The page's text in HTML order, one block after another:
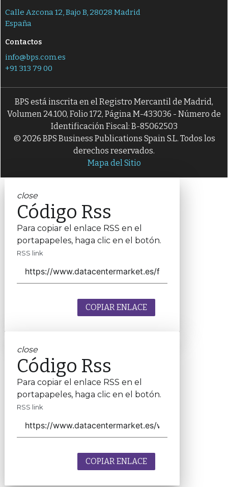
Calle Azcona 12, Bajo B, 28028 Madrid
España
Contactos
info@bps.com.es
+91 313 79 00
BPS está inscrita en el Registro Mercantil de Madrid,
Volumen 24.100, Folio 172, Página M-433036 - Número de
Identificación Fiscal: B-85062503
© 2026 BPS Business Publications Spain S.L. Todos los
derechos reservados.
Mapa del Sitio
close
Código Rss
Para copiar el enlace RSS en el
portapapeles, haga clic en el botón.
RSS link
COPIAR ENLACE
close
Código Rss
Para copiar el enlace RSS en el
portapapeles, haga clic en el botón.
RSS link
COPIAR ENLACE